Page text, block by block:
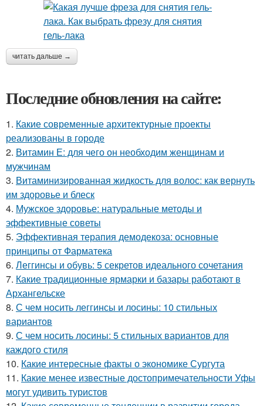
читать дальше →
Последние обновления на сайте:
1. Какие современные архитектурные проекты
реализованы в городе
2. Витамин Е: для чего он необходим женщинам и
мужчинам
3. Витаминизированная жидкость для волос: как вернуть
им здоровье и блеск
4. Мужское здоровье: натуральные методы и
эффективные советы
5. Эффективная терапия демодекоза: основные
принципы от Фарматека
6. Леггинсы и обувь: 5 секретов идеального сочетания
7. Какие традиционные ярмарки и базары работают в
Архангельске
8. С чем носить леггинсы и лосины: 10 стильных
вариантов
9. С чем носить лосины: 5 стильных вариантов для
каждого стиля
10. Какие интересные факты о экономике Сургута
11. Какие менее известные достопримечательности Уфы
могут удивить туристов